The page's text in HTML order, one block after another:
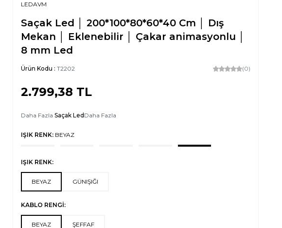
LEDAVM
Saçak Led │ 200*100*80*60*40 Cm │ Dış
Mekan │ Eklenebilir │ Çakar animasyonlu │
8 mm Led
Ürün Kodu : T2202 (0)
2.799,38 TL
Daha Fazla Saçak Led Daha Fazla
IŞIK RENK: BEYAZ
IŞIK RENK:
BEYAZ GÜNIŞIĞI
KABLO RENGİ:
BEYAZ ŞEFFAF